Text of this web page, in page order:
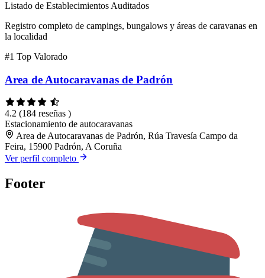
Listado de Establecimientos Auditados
Registro completo de campings, bungalows y áreas de caravanas en
la localidad
#1 Top Valorado
Area de Autocaravanas de Padrón
4.2 (184 reseñas )
Estacionamiento de autocaravanas
Area de Autocaravanas de Padrón, Rúa Travesía Campo da
Feira, 15900 Padrón, A Coruña
Ver perfil completo
Footer